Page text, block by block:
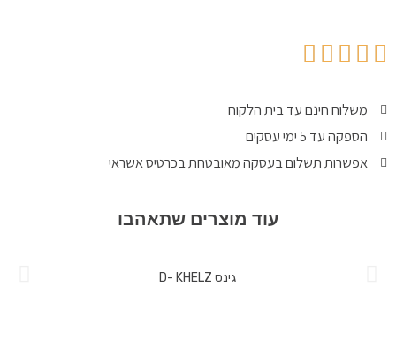
משלוח חינם עד בית הלקוח
הספקה עד 5 ימי עסקים
אפשרות תשלום בעסקה מאובטחת בכרטיס אשראי
עוד מוצרים שתאהבו
גינס D- KHELZ